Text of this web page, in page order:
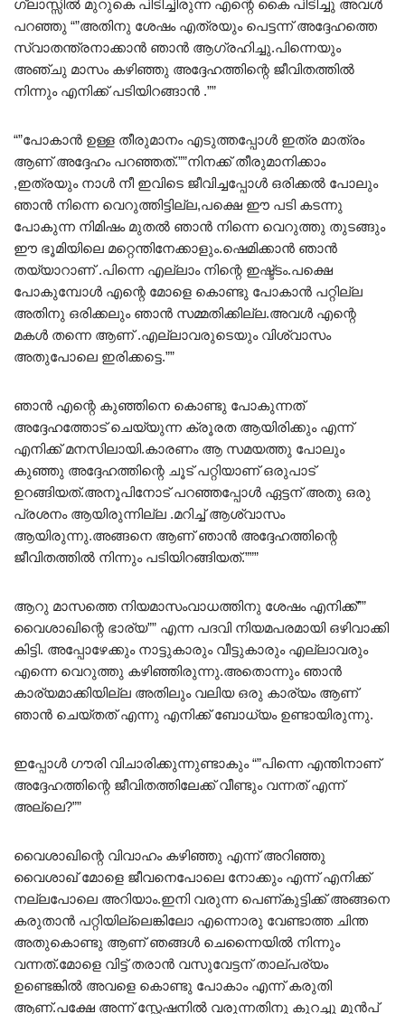
ഗ്ലാസ്സിൽ മുറുകെ പിടിച്ചിരുന്ന എന്റെ കൈ പിടിച്ചു അവൾ
പറഞ്ഞു “”അതിനു ശേഷം എത്രയും പെട്ടന്ന് അദ്ദേഹത്തെ
സ്വാതന്ത്രനാക്കാൻ ഞാൻ ആഗ്രഹിച്ചു.പിന്നെയും
അഞ്ചു മാസം കഴിഞ്ഞു അദ്ദേഹത്തിന്റെ ജീവിതത്തിൽ
നിന്നും എനിക്ക് പടിയിറങ്ങാൻ .””
“”പോകാൻ ഉള്ള തീരുമാനം എടുത്തപ്പോൾ ഇത്ര മാത്രം
ആണ് അദ്ദേഹം പറഞ്ഞത്.””നിനക്ക് തീരുമാനിക്കാം
,ഇത്രയും നാൾ നീ ഇവിടെ ജീവിച്ചപ്പോൾ ഒരിക്കൽ പോലും
ഞാൻ നിന്നെ വെറുത്തിട്ടില്ല,പക്ഷെ ഈ പടി കടന്നു
പോകുന്ന നിമിഷം മുതൽ ഞാൻ നിന്നെ വെറുത്തു തുടങ്ങും
ഈ ഭൂമിയിലെ മറ്റെന്തിനേക്കാളും.ഷെമിക്കാൻ ഞാൻ
തയ്യാറാണ് .പിന്നെ എല്ലാം നിന്റെ ഇഷ്ട്ടം.പക്ഷെ
പോകുമ്പോൾ എന്റെ മോളെ കൊണ്ടു പോകാൻ പറ്റില്ല
അതിനു ഒരിക്കലും ഞാൻ സമ്മതിക്കില്ല.അവൾ എന്റെ
മകൾ തന്നെ ആണ് .എല്ലാവരുടെയും വിശ്വാസം
അതുപോലെ ഇരിക്കട്ടെ.””
ഞാൻ എന്റെ കുഞ്ഞിനെ കൊണ്ടു പോകുന്നത്
അദ്ദേഹത്തോട് ചെയ്യുന്ന ക്രൂരത ആയിരിക്കും എന്ന്
എനിക്ക് മനസിലായി.കാരണം ആ സമയത്തു പോലും
കുഞ്ഞു അദ്ദേഹത്തിന്റെ ചൂട് പറ്റിയാണ് ഒരുപാട്
ഉറങ്ങിയത്.അനൂപിനോട് പറഞ്ഞപ്പോൾ ഏട്ടന് അതു ഒരു
പ്രശനം ആയിരുന്നില്ല .മറിച്ച് ആശ്വാസം
ആയിരുന്നു.അങ്ങനെ ആണ് ഞാൻ അദ്ദേഹത്തിന്റെ
ജീവിതത്തിൽ നിന്നും പടിയിറങ്ങിയത്.”””
ആറു മാസത്തെ നിയമാസംവാധത്തിനു ശേഷം എനിക്ക്””
വൈശാഖിന്റെ ഭാര്യ”” എന്ന പദവി നിയമപരമായി ഒഴിവാക്കി
കിട്ടി. അപ്പോഴേക്കും നാട്ടുകാരും വീട്ടുകാരും എല്ലാവരും
എന്നെ വെറുത്തു കഴിഞ്ഞിരുന്നു.അതൊന്നും ഞാൻ
കാര്യമാക്കിയില്ല അതിലും വലിയ ഒരു കാര്യം ആണ്
ഞാൻ ചെയ്തത് എന്നു എനിക്ക് ബോധ്യം ഉണ്ടായിരുന്നു.
ഇപ്പോൾ ഗൗരി വിചാരിക്കുന്നുണ്ടാകും “”പിന്നെ എന്തിനാണ്
അദ്ദേഹത്തിന്റെ ജീവിതത്തിലേക്ക് വീണ്ടും വന്നത് എന്ന്‌
അല്ലെ?””
വൈശാഖിന്റെ വിവാഹം കഴിഞ്ഞു എന്ന് അറിഞ്ഞു
വൈശാഖ് മോളെ ജീവനെപോലെ നോക്കും എന്ന് എനിക്ക്
നല്ലപോലെ അറിയാം.ഇനി വരുന്ന പെണ്കുട്ടിക്ക് അങ്ങനെ
കരുതാൻ പറ്റിയില്ലെങ്കിലോ എന്നൊരു വേണ്ടാത്ത ചിന്ത
അതുകൊണ്ടു ആണ് ഞങ്ങൾ ചെന്നൈയിൽ നിന്നും
വന്നത്.മോളെ വിട്ട് തരാൻ വസുവേട്ടന് താല്പര്യം
ഉണ്ടെങ്കിൽ അവളെ കൊണ്ടു പോകാം എന്ന് കരുതി
ആണ്.പക്ഷേ അന്ന് സ്റ്റേഷനിൽ വരുന്നതിനു കുറച്ചു മുൻപ്